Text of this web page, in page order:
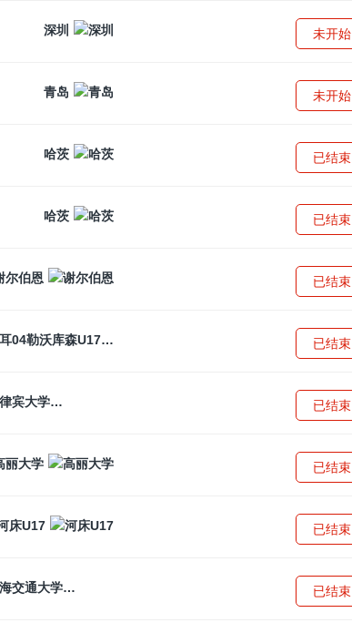
深圳 未开始
青岛 未开始
哈茨 已结束
哈茨 已结束
尔伯恩 已结束
拜耳04勒沃库森U17 已结束
菲律宾大学 已结束
丽大学 已结束
床U17 已结束
上海交通大学 已结束